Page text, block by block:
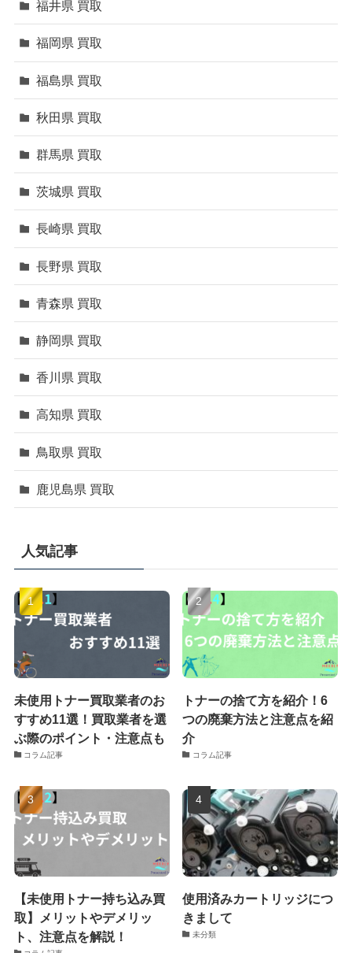
福井県 買取
福岡県 買取
福島県 買取
秋田県 買取
群馬県 買取
茨城県 買取
長崎県 買取
長野県 買取
青森県 買取
静岡県 買取
香川県 買取
高知県 買取
鳥取県 買取
鹿児島県 買取
人気記事
未使用トナー買取業者のお
すすめ11選！買取業者を選
ぶ際のポイント・注意点も
コラム記事
トナーの捨て方を紹介！6
つの廃棄方法と注意点を紹
介
コラム記事
【未使用トナー持ち込み買
取】メリットやデメリッ
ト、注意点を解説！
使用済みカートリッジにつ
きまして
未分類